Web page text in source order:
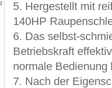
5. Hergestellt mit
140HP
6. Das selbst-
Betriebskraft
normale Bedienung
7. Nach der